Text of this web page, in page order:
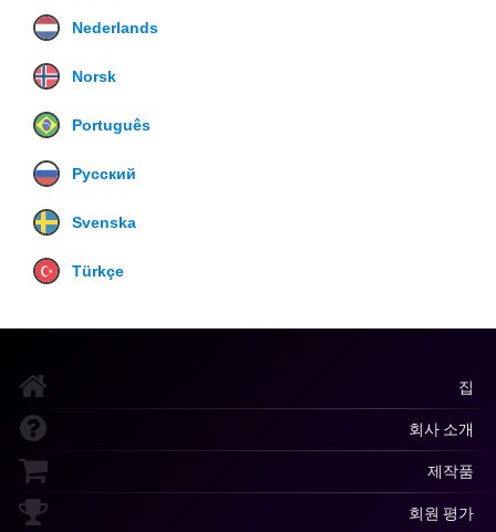
Nederlands
Norsk
Português
Русский
Svenska
Türkçe
집
회사 소개
제작품
회원 평가